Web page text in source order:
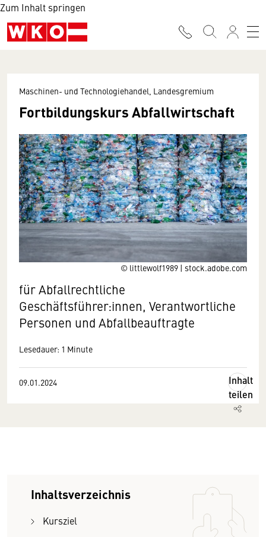
Zum Inhalt springen
© littlewolf1989 | stock.adobe.com
Maschinen- und Technologiehandel, Landesgremium
Fortbildungskurs Abfallwirtschaft
für Abfallrechtliche
Geschäftsführer:innen, Verantwortliche
Personen und Abfallbeauftragte
Lesedauer: 1 Minute
09.01.2024
Inhalt
teilen
Inhaltsverzeichnis
Kursziel